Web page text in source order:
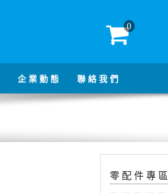
0
企 業 動 態 聯 絡 我 們
零 配 件 專 區